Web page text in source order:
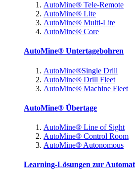
AutoMine® Tele-Remote
AutoMine® Lite
AutoMine® Multi-Lite
AutoMine® Core
AutoMine® Untertagebohren
AutoMine®Single Drill
AutoMine® Drill Fleet
AutoMine® Machine Fleet
AutoMine® Übertage
AutoMine® Line of Sight
AutoMine® Control Room
AutoMine® Autonomous
Learning-Lösungen zur